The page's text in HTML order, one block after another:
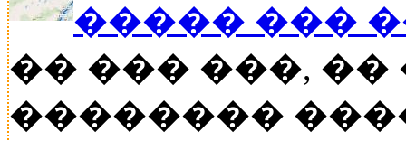
����� ���
�� ��� ���,
��������